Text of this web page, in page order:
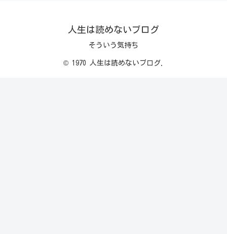
人生は読めないブログ
そういう気持ち
© 1970 人生は読めないブログ.